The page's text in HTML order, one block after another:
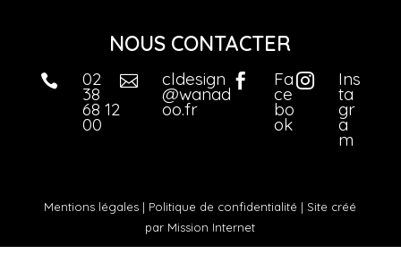
NOUS CONTACTER
 02
38
68 12
00
 cldesign
@wanad
oo.fr
 Fa
ce
bo
ok
 Ins
ta
gr
a
m
Mentions légales | Politique de confidentialité | Site créé
par Mission Internet